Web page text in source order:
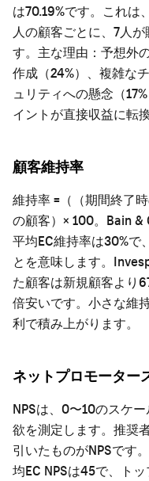
は70.19%です。これは
人の顧客ごとに、7人
す。主な理由：予想外
作成（24%）、複雑な
ュリティへの懸念（
イントが直接収益に転
顧客維持率
維持率 =（（期間終了
の顧客）× 100。Bain &
平均EC維持率は30%で
とを意味します。
た顧客は新規顧客より
倍安いです。小さな維
利で積み上がります。
ネットプロモーター
NPSは、0〜10のスケ
欲を測定します。推奨
引いたものがNPSです
均EC NPSは45で、ト